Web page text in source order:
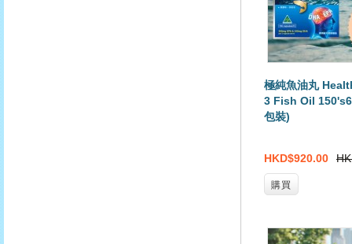
極純魚油丸
3 Fish Oil
包裝)
HKD$920.00
購買